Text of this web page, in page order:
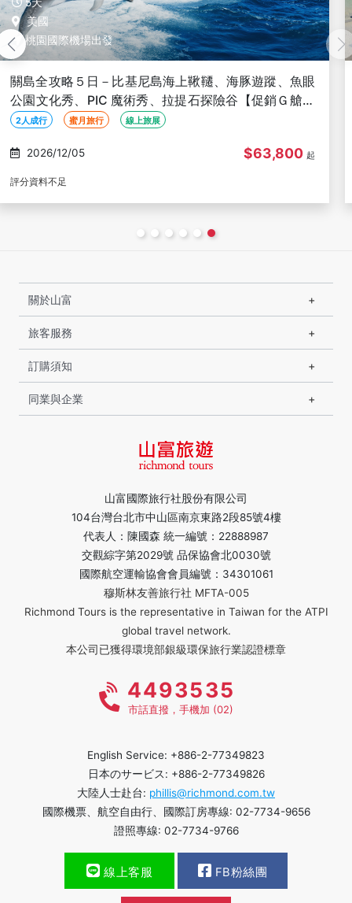
美國
桃園國際機場出發
關島輕鬆５日－機場來回接送、市區觀光、任選度假酒
店４晚住宿含早、機場稅【促銷Ｇ艙含機場稅、２人成
行】
2人成行 蜜月旅行 線上旅展
2026/12/05 $34,800
評分資料不足
山富國際旅行社股份有限公司
104台灣台北市中山區南京東路2段85號4樓
代表人：陳國森 統一編號：22888987
交觀綜字第2029號 品保協會北0030號
國際航空運輸協會會員編號：34301061
穆斯林友善旅行社 MFTA-005
Richmond Tours is the representative in Taiwan for the ATPI
global travel network.
本公司已獲得環境部銀級環保旅行業認證標章
關於山富
旅客服務
訂購須知
同業與企業
4493535
市話直撥，手機加 (02)
English Service: +886-2-77349823
日本のサービス: +886-2-77349826
大陸人士赴台: phillis@richmond.com.tw
國際機票、航空自由行、國際訂房專線: 02-7734-9656
證照專線: 02-7734-9766
線上客服 FB粉絲團